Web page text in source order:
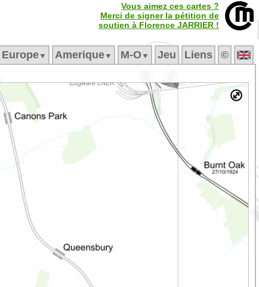
Vous aimez ces cartes ?
Merci de signer la pétition de
soutien à Florence JARRIER !
Europe ▼ Amerique ▼ M‑O ▼ Jeu Liens ©